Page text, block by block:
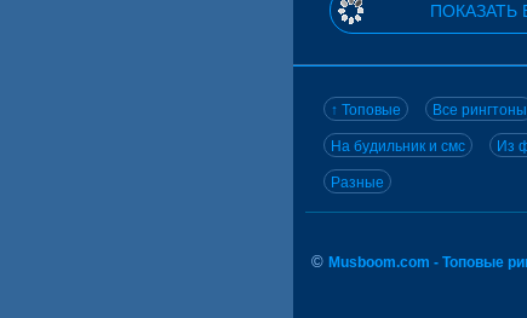
ПОКАЗАТЬ
↑ Топовые Все рингтоны
На будильник и смс Из
Разные
© Musboom.com - Топовые